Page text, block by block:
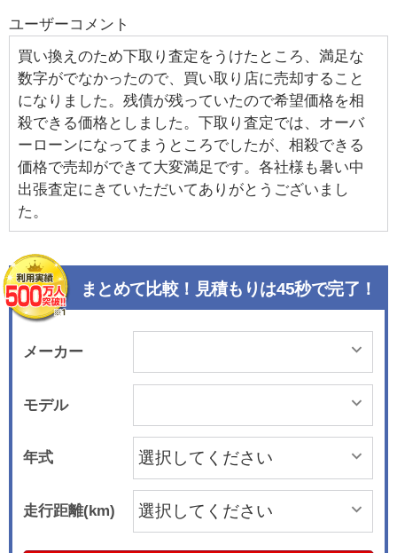
ユーザーコメント
買い換えのため下取り査定をうけたところ、満足な
数字がでなかったので、買い取り店に売却すること
になりました。残債が残っていたので希望価格を相
殺できる価格としました。下取り査定では、オーバ
ーローンになってまうところでしたが、相殺できる
価格で売却ができて大変満足です。各社様も暑い中
出張査定にきていただいてありがとうございまし
た。
まとめて比較！見積もりは45秒で完了！
メーカー
モデル
年式
走行距離(km)